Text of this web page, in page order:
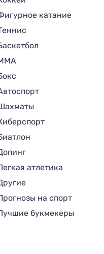
катание
атлетика
на спорт
букмекеры